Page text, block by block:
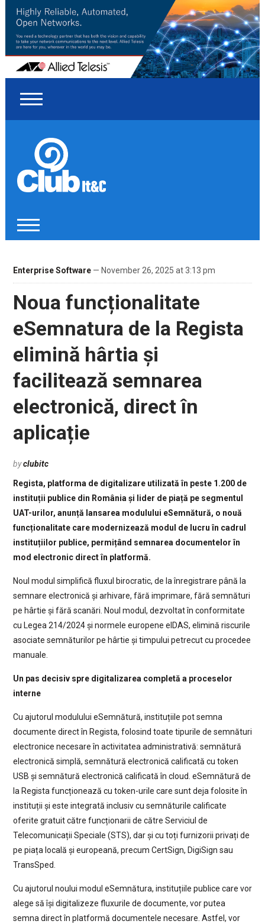
Enterprise Software— November 26, 2025 at 3:13 pm
Noua funcționalitate
eSemnatura de la Regista
elimină hârtia și
facilitează semnarea
electronică, direct în
aplicație
byclubitc
Regista, platforma de digitalizare utilizată în peste 1.200 de
instituții publice din România și lider de piață pe segmentul
UAT-urilor, anunță lansarea modulului eSemnătură, o nouă
funcționalitate care modernizează modul de lucru în cadrul
instituțiilor publice, permițând semnarea documentelor în
mod electronic direct în platformă.
Noul modul simplifică fluxul birocratic, de la înregistrare până la
semnare electronică și arhivare, fără imprimare, fără semnături
pe hârtie și fără scanări. Noul modul, dezvoltat în conformitate
cu Legea 214/2024 și normele europene eIDAS, elimină riscurile
asociate semnăturilor pe hârtie și timpului petrecut cu procedee
manuale.
Un pas decisiv spre digitalizarea completă a proceselor
interne
Cu ajutorul modulului eSemnătură, instituțiile pot semna
documente direct în Regista, folosind toate tipurile de semnături
electronice necesare în activitatea administrativă: semnătură
electronică simplă, semnătură electronică calificată cu token
USB și semnătură electronică calificată în cloud. eSemnătură de
la Regista funcționează cu token-urile care sunt deja folosite în
instituții și este integrată inclusiv cu semnăturile calificate
oferite gratuit către funcționarii de către Serviciul de
Telecomunicații Speciale (STS), dar și cu toți furnizorii privați de
pe piața locală și europeană, precum CertSign, DigiSign sau
TransSped.
Cu ajutorul noului modul eSemnătura, instituțiile publice care vor
alege să își digitalizeze fluxurile de documente, vor putea
semna direct în platformă documentele necesare. Astfel, vor